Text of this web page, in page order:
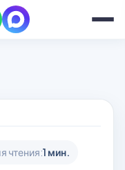
чтения:1 мин.